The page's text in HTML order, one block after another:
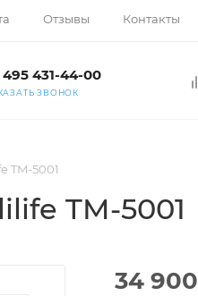
Отзывы Контакты
495 431-44-00
ЗВОНОК
TM-5001
TM-5001
34 900